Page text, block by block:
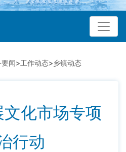
闻>工作动态>乡镇动态
化市场专项
行动